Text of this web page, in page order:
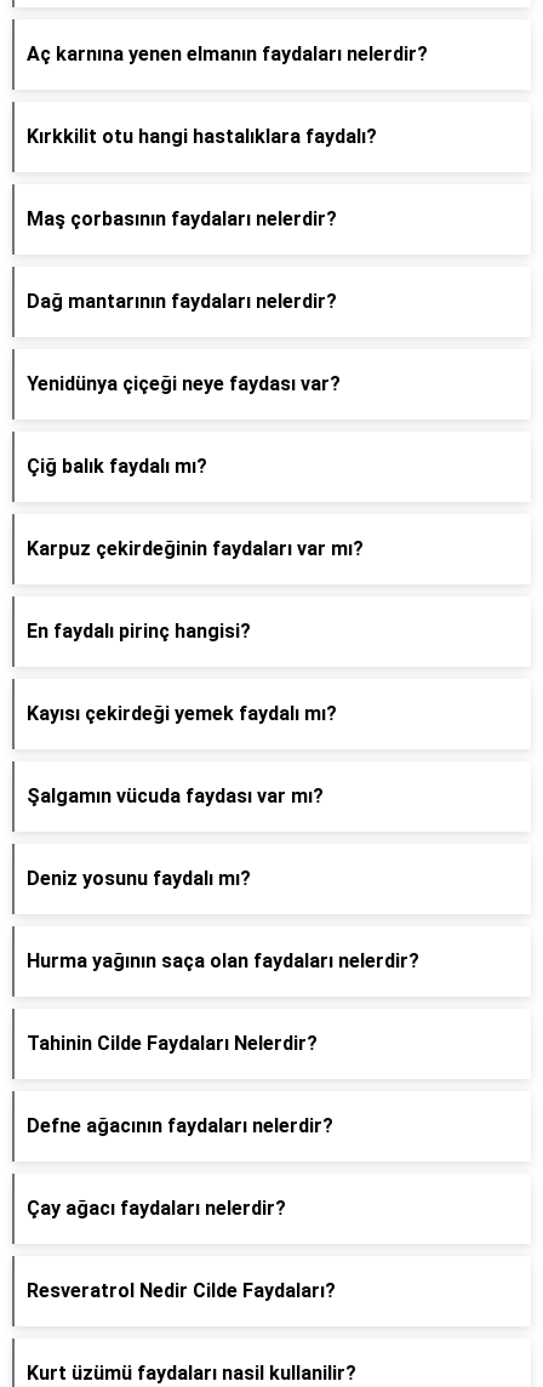
Aç karnına yenen elmanın faydaları nelerdir?
Kırkkilit otu hangi hastalıklara faydalı?
Maş çorbasının faydaları nelerdir?
Dağ mantarının faydaları nelerdir?
Yenidünya çiçeği neye faydası var?
Çiğ balık faydalı mı?
Karpuz çekirdeğinin faydaları var mı?
En faydalı pirinç hangisi?
Kayısı çekirdeği yemek faydalı mı?
Şalgamın vücuda faydası var mı?
Deniz yosunu faydalı mı?
Hurma yağının saça olan faydaları nelerdir?
Tahinin Cilde Faydaları Nelerdir?
Defne ağacının faydaları nelerdir?
Çay ağacı faydaları nelerdir?
Resveratrol Nedir Cilde Faydaları?
Kurt üzümü faydaları nasil kullanilir?